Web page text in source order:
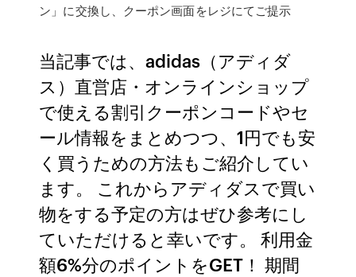
ン」に交換し、クーポン画面をレジにてご提示
当記事では、adidas（アディダ
ス）直営店・オンラインショップ
で使える割引クーポンコードやセ
ール情報をまとめつつ、1円でも安
く買うための方法もご紹介してい
ます。 これからアディダスで買い
物をする予定の方はぜひ参考にし
ていただけると幸いです。 利用金
額6%分のポイントをGET！ 期間